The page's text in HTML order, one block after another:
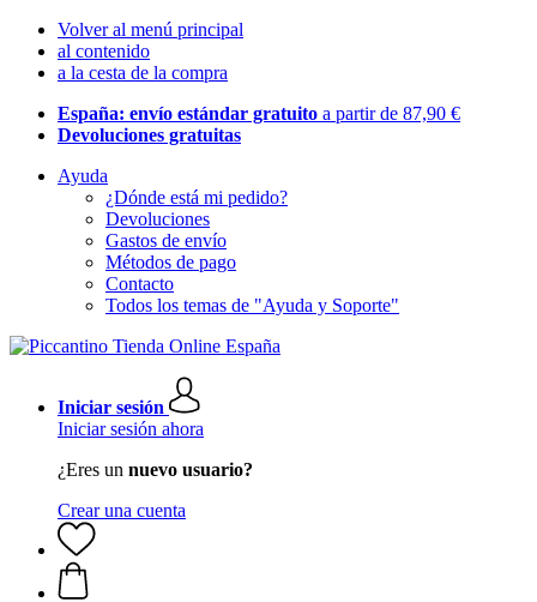
Volver al menú principal
al contenido
a la cesta de la compra
España: envío estándar gratuito a partir de 87,90 €
Devoluciones gratuitas
Ayuda
¿Dónde está mi pedido?
Devoluciones
Gastos de envío
Métodos de pago
Contacto
Todos los temas de "Ayuda y Soporte"
Iniciar sesión
Iniciar sesión ahora
¿Eres un nuevo usuario?
Crear una cuenta